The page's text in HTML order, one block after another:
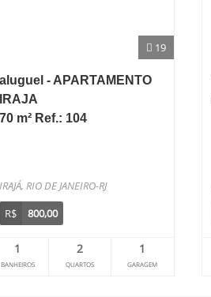
19
aluguel - APARTAMENTO
IRAJA
70 m² Ref.: 104
IRAJÁ, RIO DE JANEIRO-RJ
R$
800,00
1
BANHEIROS
2
QUARTOS
1
GARAGEM